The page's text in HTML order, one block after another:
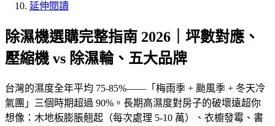
延伸閱讀
除濕機選購完整指南 2026｜坪數對應、
壓縮機 vs 除濕輪、五大品牌
台灣的濕度全年平均 75-85%——「 梅雨季 + 颱風季 + 冬天冷
氣團 」三個時期超過 90%。長期高濕度對房子的破壞遠超你
想像：木地板膨脹翹起（每次處理 5-10 萬）、衣櫥發霉、書